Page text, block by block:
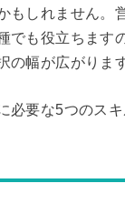
もしれません。
でも役立ちます
の幅が広がります
必要な5つのス